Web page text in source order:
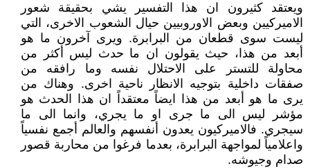
ويعتقد كثيرون ان هذا التفسير يشي بحقيقة شعور
الاميركيين وبعض الاوروبيين حيال الشعوب الاخرى، التي
ليست سوى قطعان من البرابرة. ويرى آخرون ما هو
أبعد من هذا، حيث يقولون ان ما حدث ليس أكثر من
محاولة للتستر على الاحتلال نفسه وما رافقه من
صفقات داخلية بتوجيه الانظار ناحية اخرى. وهناك من
يرى ما هو أبعد من هذا ايضاً معتقداً ان هذا الحدث هو
مؤشر ليس الى ما جرى او ما يجري، وانما الى ما
سيجري. فالاميركيون يعدون أنفسهم والعالم أجمع نفسياً
واعلامياً لمواجهة البرابرة، بعدما فرغوا من محاربة قصور
صدام وجيوشه.